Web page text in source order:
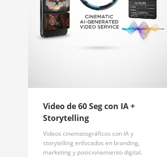
Video de 60 Seg con IA +
Storytelling
Videos cinematográficos con IA y
storytelling enfocados en branding,
marketing y posicionamiento digital.